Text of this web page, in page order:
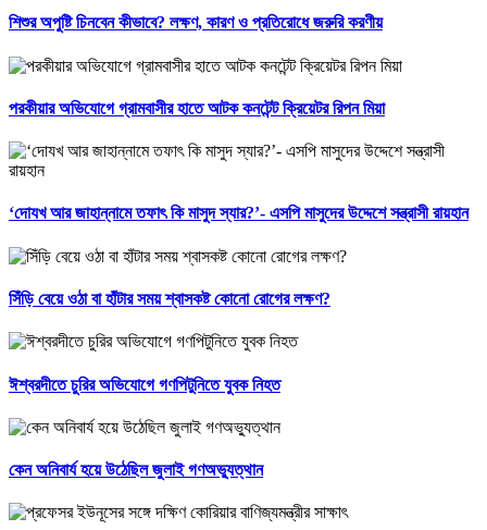
শিশুর অপুষ্টি চিনবেন কীভাবে? লক্ষণ, কারণ ও প্রতিরোধে জরুরি করণীয়
পরকীয়ার অভিযোগে গ্রামবাসীর হাতে আটক কনটেন্ট ক্রিয়েটর রিপন মিয়া
‘দোযখ আর জাহান্নামে তফাৎ কি মাসুদ স্যার?’- এসপি মাসুদের উদ্দেশে সন্ত্রাসী রায়হান
সিঁড়ি বেয়ে ওঠা বা হাঁটার সময় শ্বাসকষ্ট কোনো রোগের লক্ষণ?
ঈশ্বরদীতে চুরির অভিযোগে গণপিটুনিতে যুবক নিহত
কেন অনিবার্য হয়ে উঠেছিল জুলাই গণঅভ্যুত্থান